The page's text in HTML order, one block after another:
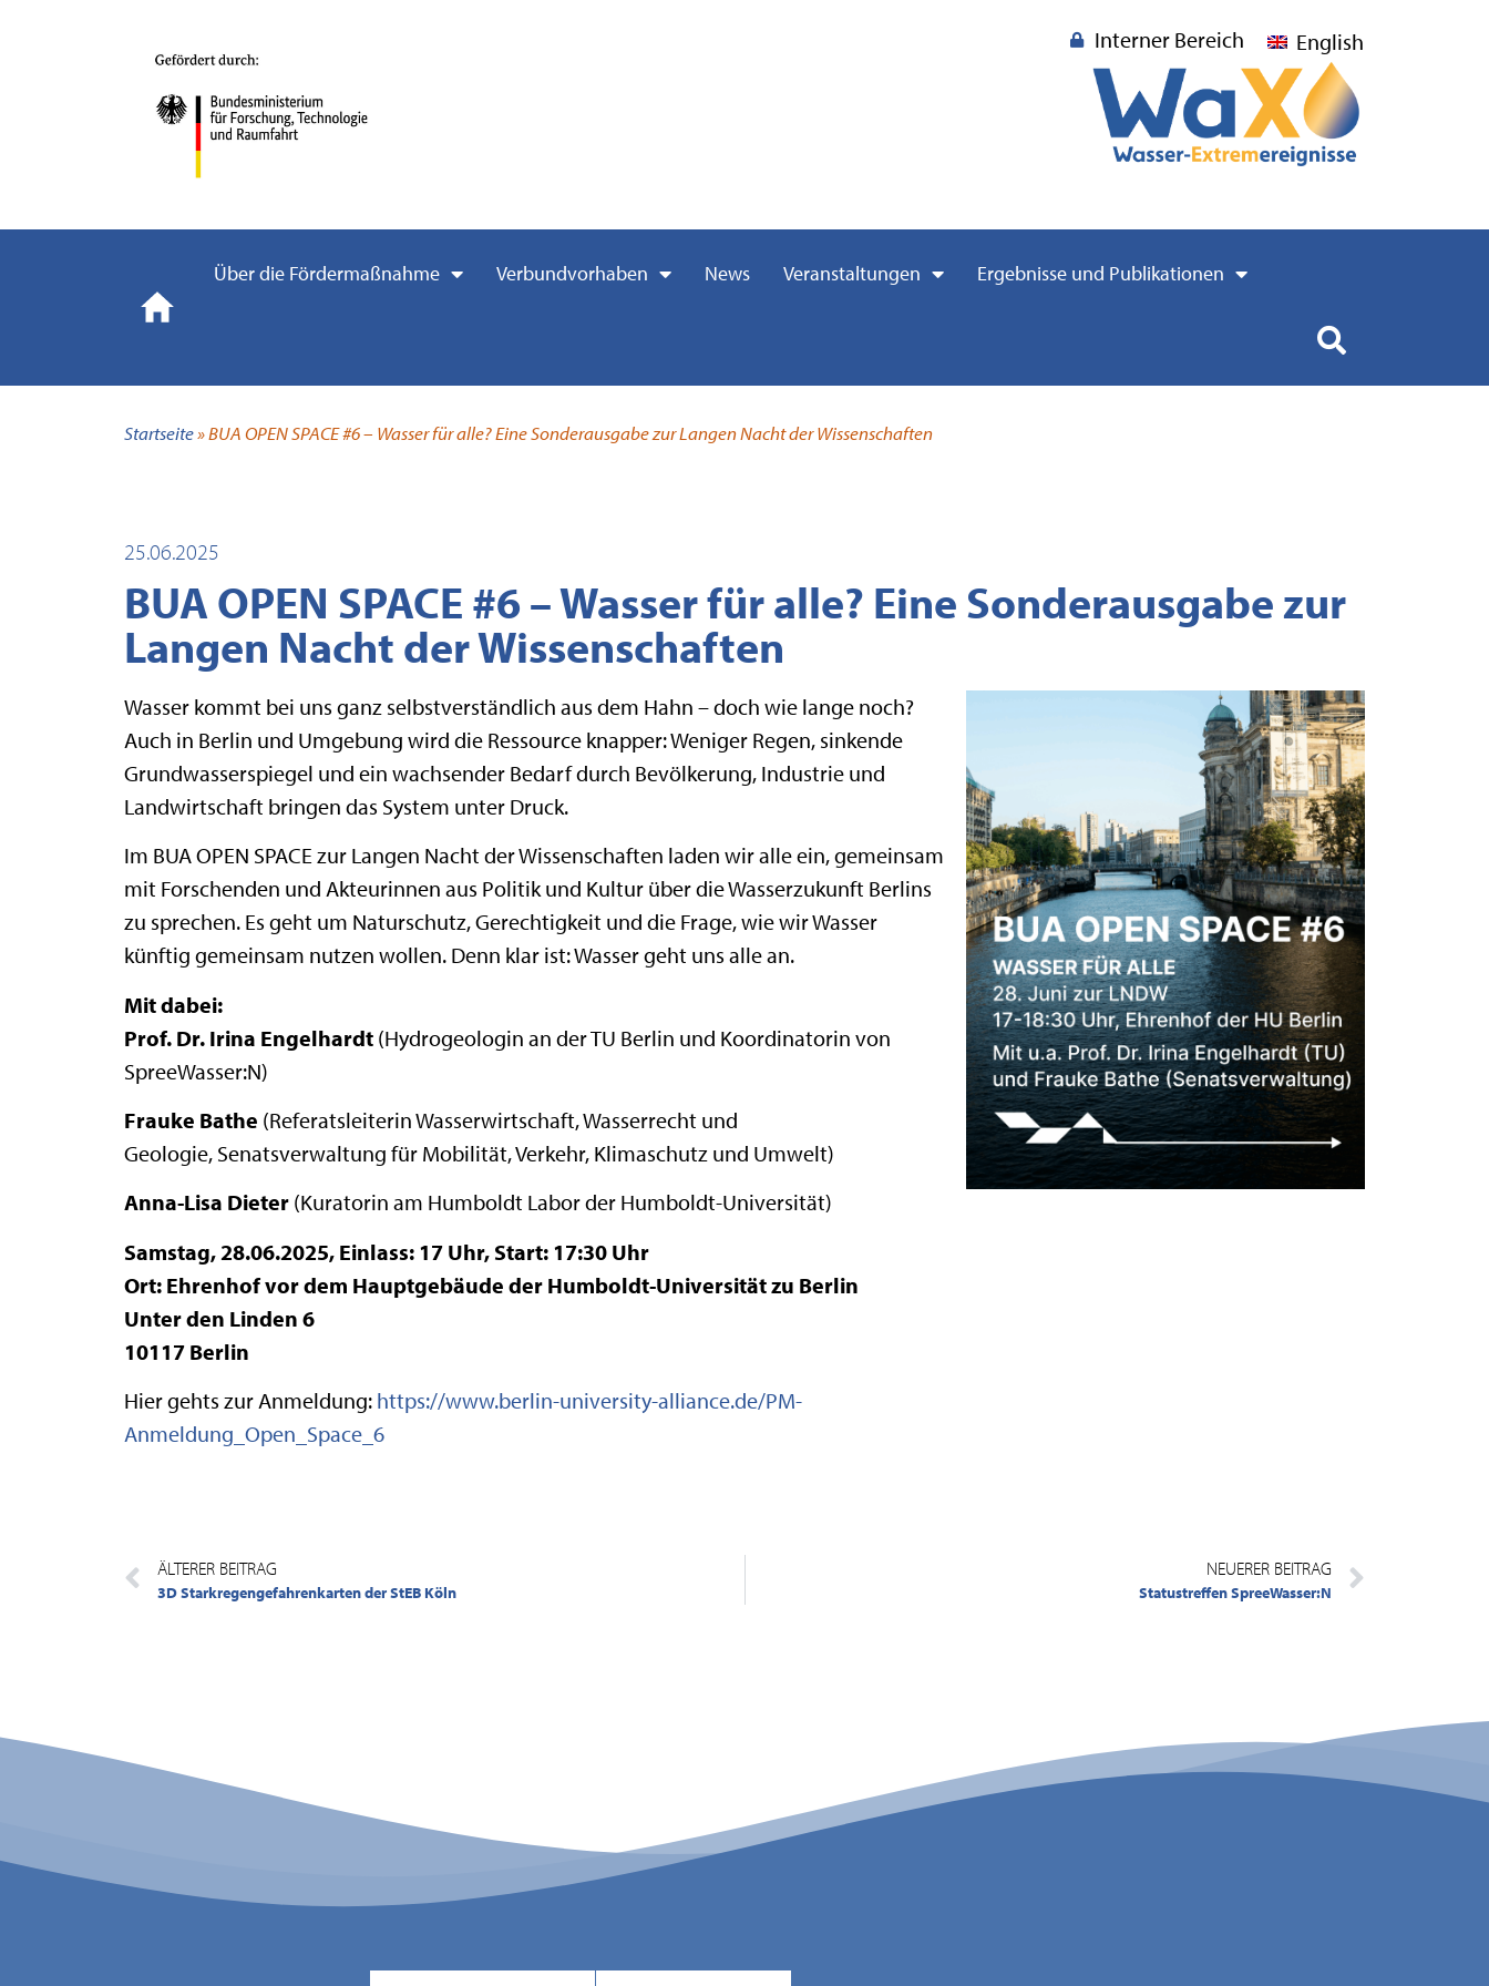
Interner Bereich English
Über die Fördermaßnahme Verbundvorhaben News Veranstaltungen Ergebnisse und Publikationen
Startseite»BUA OPEN SPACE #6 – Wasser für alle? Eine Sonderausgabe zur Langen Nacht der Wissenschaften
25.06.2025
BUA OPEN SPACE #6 – Wasser für alle? Eine Sonderausgabe zur
Langen Nacht der Wissenschaften
Wasser kommt bei uns ganz selbstverständlich aus dem Hahn – doch wie lange noch?
Auch in Berlin und Umgebung wird die Ressource knapper: Weniger Regen, sinkende
Grundwasserspiegel und ein wachsender Bedarf durch Bevölkerung, Industrie und
Landwirtschaft bringen das System unter Druck.
Im BUA OPEN SPACE zur Langen Nacht der Wissenschaften laden wir alle ein, gemeinsam
mit Forschenden und Akteurinnen aus Politik und Kultur über die Wasserzukunft Berlins
zu sprechen. Es geht um Naturschutz, Gerechtigkeit und die Frage, wie wir Wasser
künftig gemeinsam nutzen wollen. Denn klar ist: Wasser geht uns alle an.
Mit dabei:
Prof. Dr. Irina Engelhardt (Hydrogeologin an der TU Berlin und Koordinatorin von
SpreeWasser:N)
Frauke Bathe (Referatsleiterin Wasserwirtschaft, Wasserrecht und
Geologie, Senatsverwaltung für Mobilität, Verkehr, Klimaschutz und Umwelt)
Anna-Lisa Dieter (Kuratorin am Humboldt Labor der Humboldt-Universität)
Samstag, 28.06.2025, Einlass: 17 Uhr, Start: 17:30 Uhr
Ort: Ehrenhof vor dem Hauptgebäude der Humboldt-Universität zu Berlin
Unter den Linden 6
10117 Berlin
Hier gehts zur Anmeldung: https://www.berlin-university-alliance.de/PM-
Anmeldung_Open_Space_6
ÄLTERER BEITRAG
3D Starkregengefahrenkarten der StEB Köln
NEUERER BEITRAG
Statustreffen SpreeWasser:N